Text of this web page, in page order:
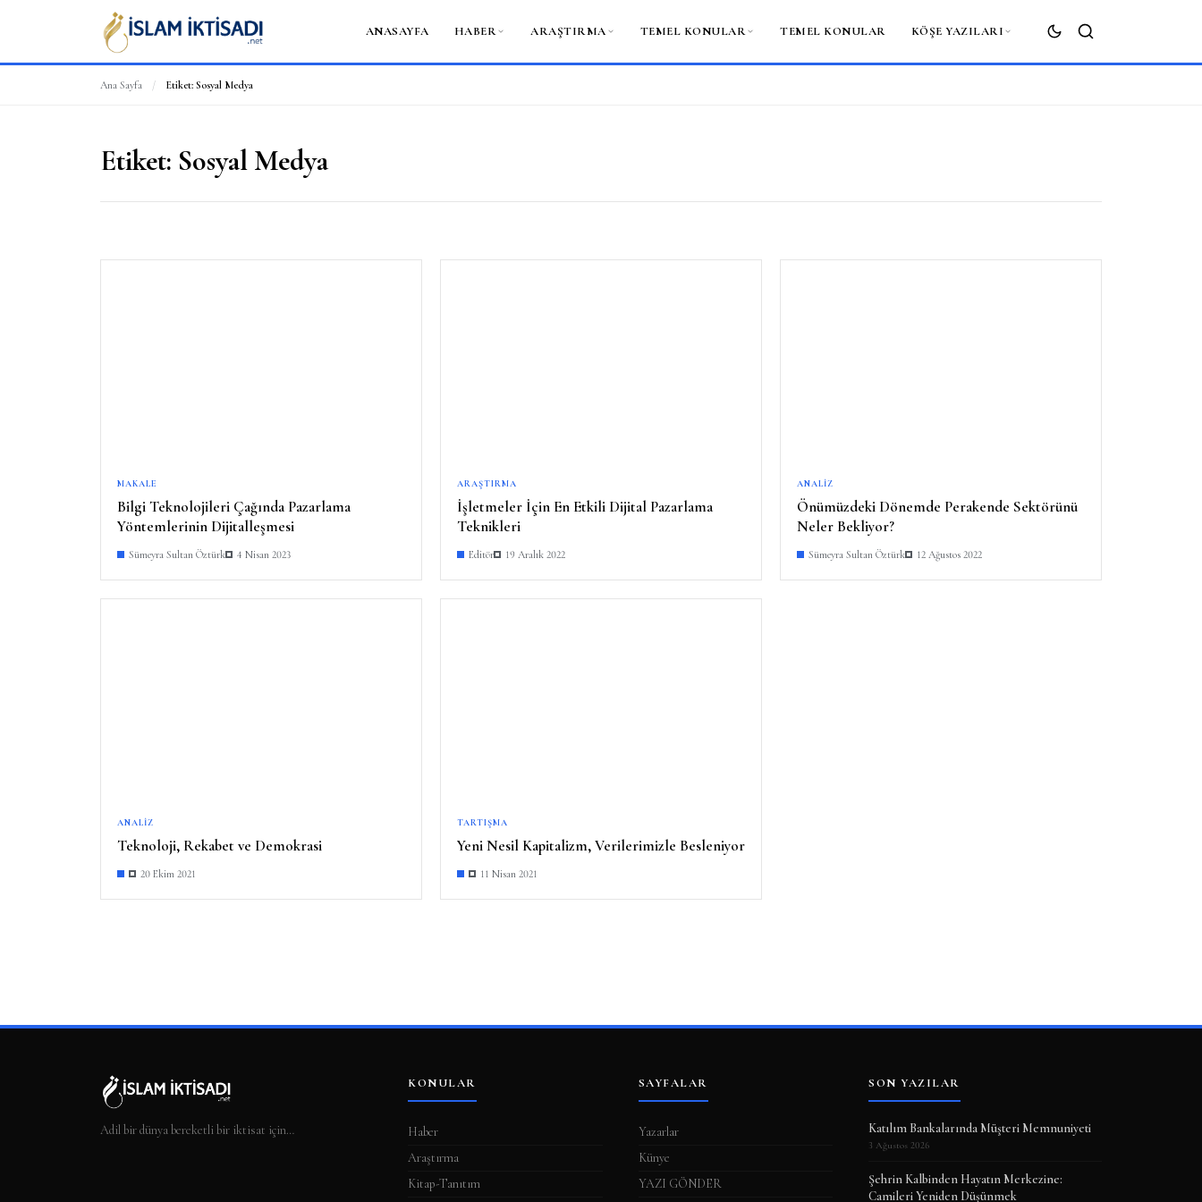
ANASAYFA HABER ARAŞTIRMA TEMEL KONULAR TEMEL KONULAR KÖŞE YAZILARI
ARA
Ana Sayfa / Etiket: Sosyal Medya
Etiket: Sosyal Medya
MAKALE
Bilgi Teknolojileri Çağında Pazarlama
Yöntemlerinin Dijitalleşmesi
Sümeyra Sultan Öztürk 4 Nisan 2023
ARAŞTIRMA
İşletmeler İçin En Etkili Dijital Pazarlama
Teknikleri
Editör 19 Aralık 2022
ANALIZ
Önümüzdeki Dönemde Perakende Sektörünü
Neler Bekliyor?
Sümeyra Sultan Öztürk 12 Ağustos 2022
ANALIZ
Teknoloji, Rekabet ve Demokrasi
20 Ekim 2021
TARTIŞMA
Yeni Nesil Kapitalizm, Verilerimizle Besleniyor
11 Nisan 2021
Adil bir dünya bereketli bir iktisat için…
KONULAR
Haber
Araştırma
Kitap-Tanıtım
SAYFALAR
Yazarlar
Künye
YAZI GÖNDER
SON YAZILAR
Katılım Bankalarında Müşteri Memnuniyeti
3 Ağustos 2026
Şehrin Kalbinden Hayatın Merkezine:
Camileri Yeniden Düşünmek